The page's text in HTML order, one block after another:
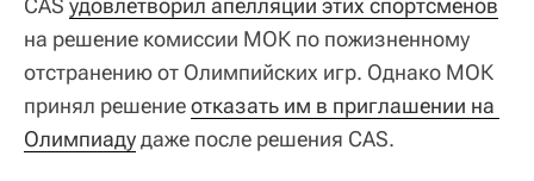
CAS удовлетворил апелляции этих спортсменов
на решение комиссии МОК по пожизненному
отстранению от Олимпийских игр. Однако МОК
принял решениеотказать им в приглашении на
Олимпиадудаже после решения CAS.